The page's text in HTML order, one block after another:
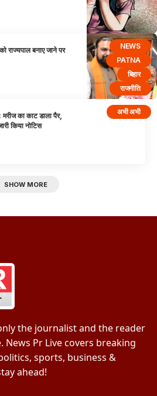
NEWS
PATNA
बिहार
राजनीति
राज्यपाल बनाए जाने पर
अभी अभी
मरीज का काट डाला पैर,
किया नोटिस
SHOW MORE
only the journalist and the reader
Pr Live covers breaking
sports, business &
ahead!